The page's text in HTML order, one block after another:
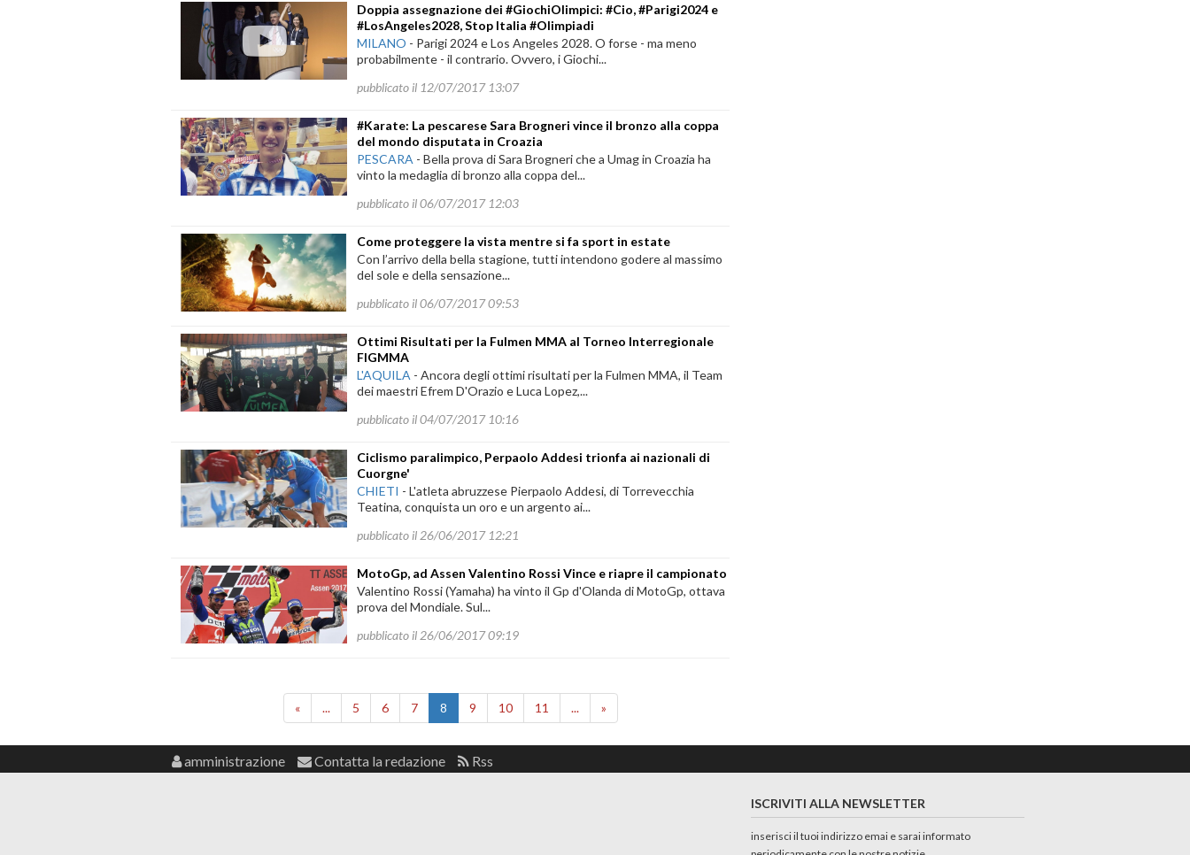
Doppia assegnazione dei #GiochiOlimpici: #Cio, #Parigi2024 e
#LosAngeles2028, Stop Italia #Olimpiadi
MILANO - Parigi 2024 e Los Angeles 2028. O forse - ma meno
probabilmente - il contrario. Ovvero, i Giochi...
pubblicato il 12/07/2017 13:07
#Karate: La pescarese Sara Brogneri vince il bronzo alla coppa
del mondo disputata in Croazia
PESCARA - Bella prova di Sara Brogneri che a Umag in Croazia ha
vinto la medaglia di bronzo alla coppa del...
pubblicato il 06/07/2017 12:03
Come proteggere la vista mentre si fa sport in estate
Con l’arrivo della bella stagione, tutti intendono godere al massimo
del sole e della sensazione...
pubblicato il 06/07/2017 09:53
Ottimi Risultati per la Fulmen MMA al Torneo Interregionale
FIGMMA
L'AQUILA - Ancora degli ottimi risultati per la Fulmen MMA, il Team
dei maestri Efrem D'Orazio e Luca Lopez,...
pubblicato il 04/07/2017 10:16
Ciclismo paralimpico, Perpaolo Addesi trionfa ai nazionali di
Cuorgne'
CHIETI - L'atleta abruzzese Pierpaolo Addesi, di Torrevecchia
Teatina, conquista un oro e un argento ai...
pubblicato il 26/06/2017 12:21
MotoGp, ad Assen Valentino Rossi Vince e riapre il campionato
Valentino Rossi (Yamaha) ha vinto il Gp d'Olanda di MotoGp, ottava
prova del Mondiale. Sul...
pubblicato il 26/06/2017 09:19
« ... 5 6 7 8 9 10 11 ... »
amministrazione Contatta la redazione Rss
ISCRIVITI ALLA NEWSLETTER
inserisci il tuoi indirizzo emai e sarai informato